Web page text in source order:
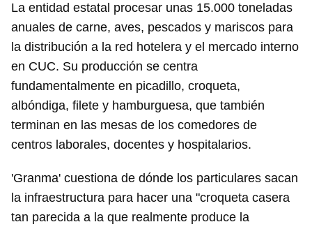
La entidad estatal procesar unas 15.000 toneladas
anuales de carne, aves, pescados y mariscos para
la distribución a la red hotelera y el mercado interno
en CUC. Su producción se centra
fundamentalmente en picadillo, croqueta,
albóndiga, filete y hamburguesa, que también
terminan en las mesas de los comedores de
centros laborales, docentes y hospitalarios.
'Granma' cuestiona de dónde los particulares sacan
la infraestructura para hacer una "croqueta casera
tan parecida a la que realmente produce la